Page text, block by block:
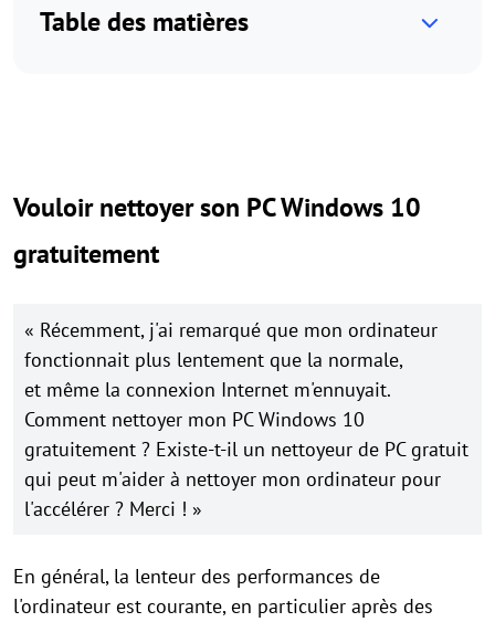
Table des matières
Vouloir nettoyer son PC Windows 10
gratuitement
« Récemment, j'ai remarqué que mon ordinateur
fonctionnait plus lentement que la normale,
et même la connexion Internet m'ennuyait.
Comment nettoyer mon PC Windows 10
gratuitement ? Existe-t-il un nettoyeur de PC gratuit
qui peut m'aider à nettoyer mon ordinateur pour
l'accélérer ? Merci ! »
En général, la lenteur des performances de
l'ordinateur est courante, en particulier après des